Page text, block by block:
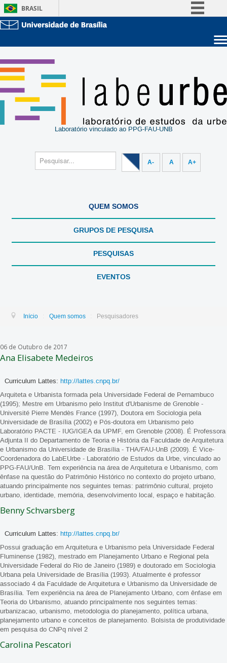
BRASIL
Legislação
Canais
Graduação
Pós-Graduação
Administração
Laboratório vinculado ao PPG-FAU-UNB
A- A A+
QUEM SOMOS
GRUPOS DE PESQUISA
PESQUISAS
EVENTOS
Início : Quem somos : Pesquisadores
06 de Outubro de 2017
Ana Elisabete Medeiros
Curriculum Lattes: http://lattes.cnpq.br/
Arquiteta e Urbanista formada pela Universidade Federal de Pernambuco
(1995); Mestre em Urbanismo pelo Institut d'Urbanisme de Grenoble -
Université Pierre Mendès France (1997), Doutora em Sociologia pela
Universidade de Brasília (2002) e Pós-doutora em Urbanismo pelo
Laboratório PACTE - IUG/IGEA da UPMF, em Grenoble (2008). É Professora
Adjunta II do Departamento de Teoria e História da Faculdade de Arquitetura
e Urbanismo da Universidade de Brasília - THA/FAU-UnB (2009). É Vice-
Coordenadora do LabEUrbe - Laboratório de Estudos da Urbe, vinculado ao
PPG-FAU/UnB. Tem experiência na área de Arquitetura e Urbanismo, com
ênfase na questão do Patrimônio Histórico no contexto do projeto urbano,
atuando principalmente nos seguintes temas: patrimônio cultural, projeto
urbano, identidade, memória, desenvolvimento local, espaço e habitação.
Benny Schvarsberg
Curriculum Lattes: http://lattes.cnpq.br/
Possui graduação em Arquitetura e Urbanismo pela Universidade Federal
Fluminense (1982), mestrado em Planejamento Urbano e Regional pela
Universidade Federal do Rio de Janeiro (1989) e doutorado em Sociologia
Urbana pela Universidade de Brasília (1993). Atualmente é professor
associado 4 da Faculdade de Arquitetura e Urbanismo da Universidade de
Brasília. Tem experiência na área de Planejamento Urbano, com ênfase em
Teoria do Urbanismo, atuando principalmente nos seguintes temas:
urbanizacao, urbanismo, metodologia do planejamento, política urbana,
planejamento urbano e conceitos de planejamento. Bolsista de produtividade
em pesquisa do CNPq nível 2
Carolina Pescatori